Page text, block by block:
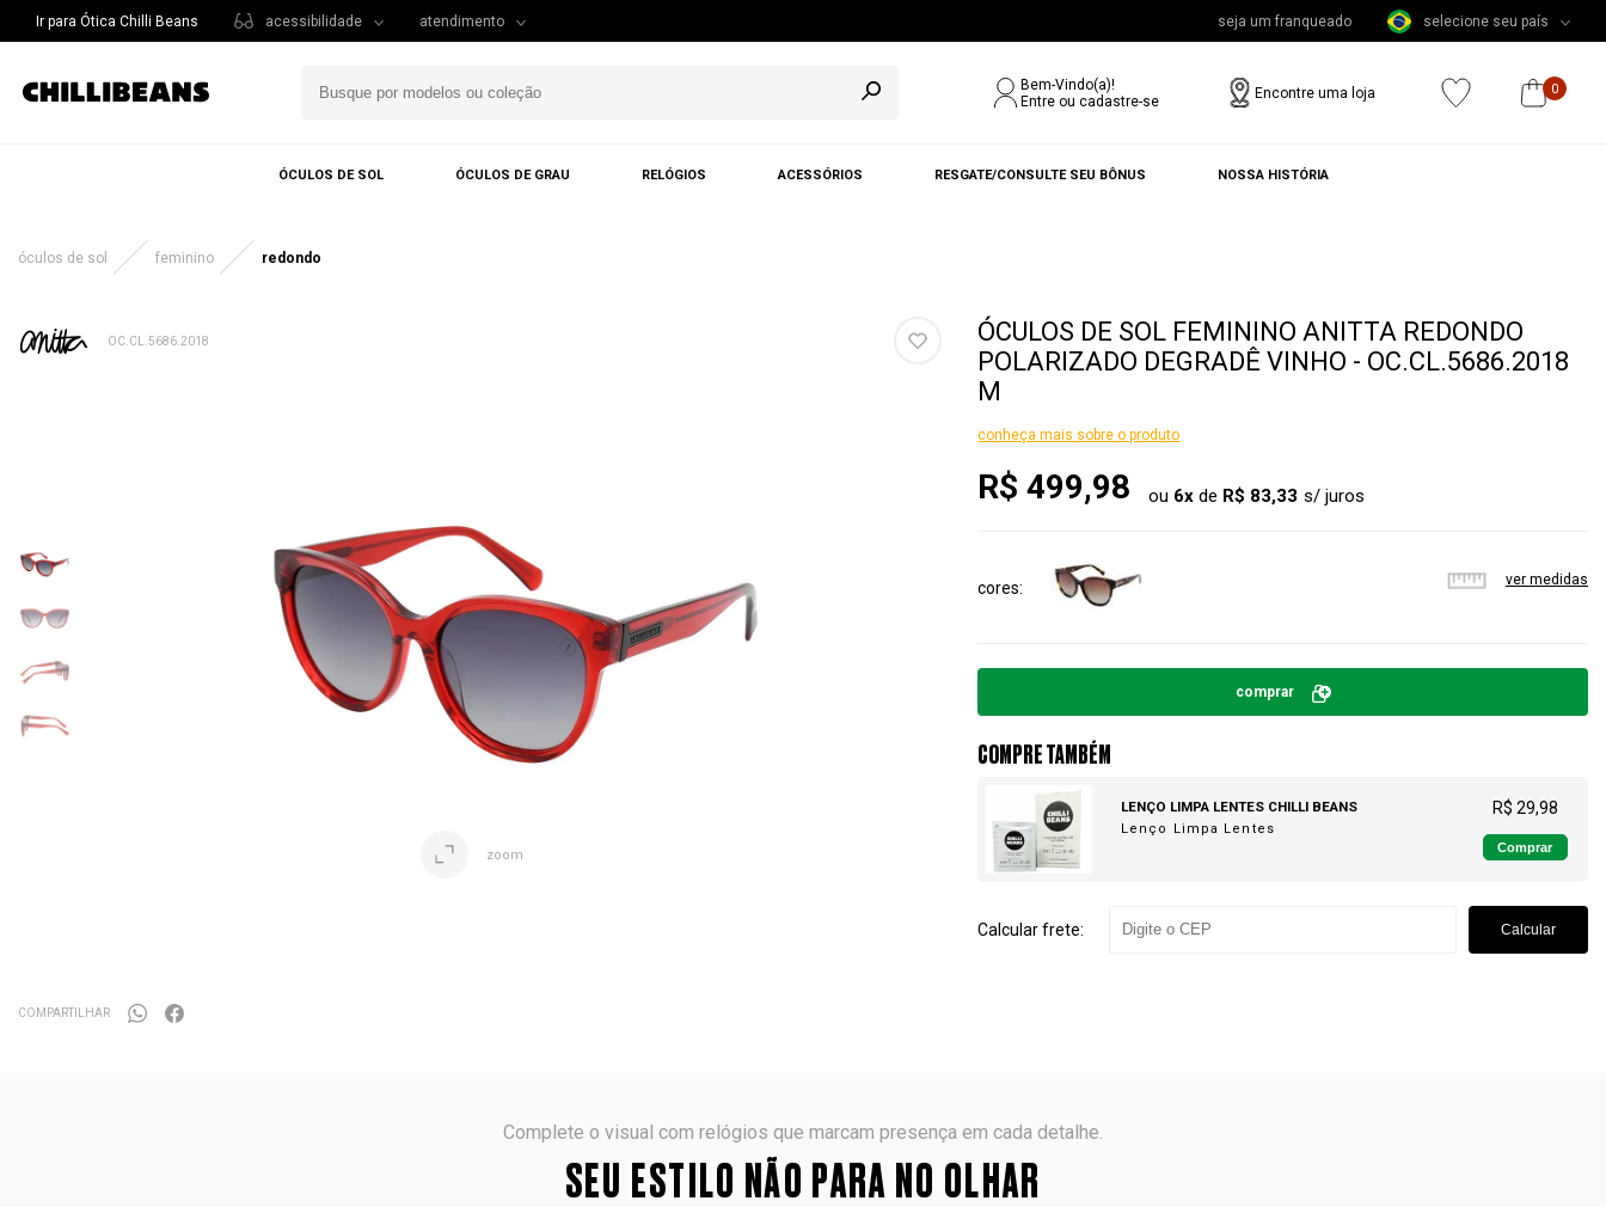
Ir para Ótica Chilli Beans acessibilidade atendimento seja um franqueado selecione seu país
Bem-Vindo(a)!
Entre ou cadastre-se
Encontre uma loja 0
ÓCULOS DE SOL ÓCULOS DE GRAU RELÓGIOS ACESSÓRIOS RESGATE/CONSULTE SEU BÔNUS NOSSA HISTÓRIA
óculos de sol feminino redondo
OC.CL.5686.2018
zoom
ÓCULOS DE SOL FEMININO ANITTA REDONDO
POLARIZADO DEGRADÊ VINHO - OC.CL.5686.2018
M
conheça mais sobre o produto
R$ 499,98 ou 6x de R$ 83,33
cores ver medidas
comprar
COMPRE TAMBÉM
LENÇO LIMPA LENTES CHILLI BEANS
Lenço Limpa Lentes
R$ 29,98
Comprar
Calcular frete: Calcular
COMPARTILHAR
Complete o visual com relógios que marcam presença em cada detalhe.
SEU ESTILO NÃO PARA NO OLHAR